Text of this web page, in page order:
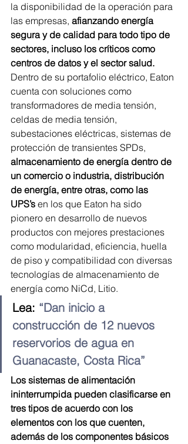
la disponibilidad de la operación para
las empresas, afianzando energía
segura y de calidad para todo tipo de
sectores, incluso los críticos como
centros de datos y el sector salud.
Dentro de su portafolio eléctrico, Eaton
cuenta con soluciones como
transformadores de media tensión,
celdas de media tensión,
subestaciones eléctricas, sistemas de
protección de transientes SPDs,
almacenamiento de energía dentro de
un comercio o industria, distribución
de energía, entre otras, como las
UPS’s en los que Eaton ha sido
pionero en desarrollo de nuevos
productos con mejores prestaciones
como modularidad, eficiencia, huella
de piso y compatibilidad con diversas
tecnologías de almacenamiento de
energía como NiCd, Litio.
Lea: “Dan inicio a
construcción de 12 nuevos
reservorios de agua en
Guanacaste, Costa Rica”
Los sistemas de alimentación
ininterrumpida pueden clasificarse en
tres tipos de acuerdo con los
elementos con los que cuenten,
además de los componentes básicos